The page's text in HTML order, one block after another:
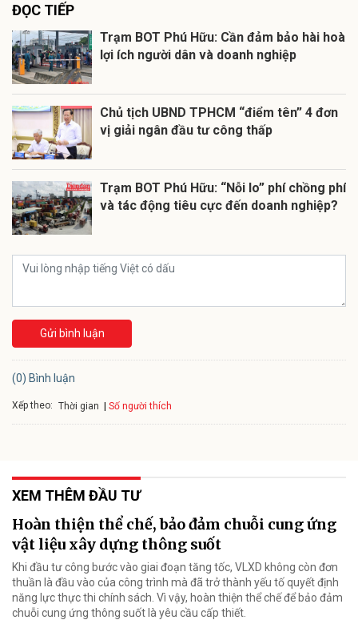
ĐỌC TIẾP
Trạm BOT Phú Hữu: Cần đảm bảo hài hoà
lợi ích người dân và doanh nghiệp
Chủ tịch UBND TPHCM “điểm tên” 4 đơn
vị giải ngân đầu tư công thấp
Trạm BOT Phú Hữu: “Nỗi lo” phí chồng phí
và tác động tiêu cực đến doanh nghiệp?
Gửi bình luận
(0) Bình luận
Xếp theo: Thời gian Số người thích
XEM THÊM ĐẦU TƯ
Hoàn thiện thể chế, bảo đảm chuỗi cung ứng
vật liệu xây dựng thông suốt
Khi đầu tư công bước vào giai đoạn tăng tốc, VLXD không còn đơn
thuần là đầu vào của công trình mà đã trở thành yếu tố quyết định
năng lực thực thi chính sách. Vì vậy, hoàn thiện thể chế để bảo đảm
chuỗi cung ứng thông suốt là yêu cầu cấp thiết.